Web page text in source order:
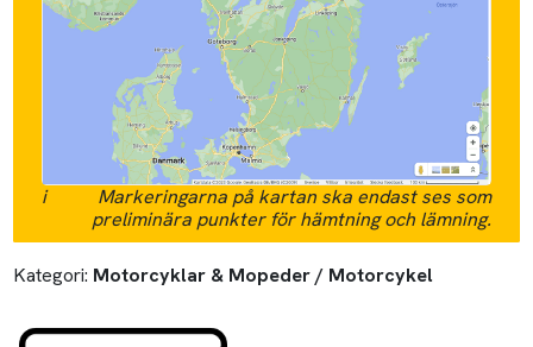
i
Markeringarna på kartan ska endast ses som
preliminära punkter för hämtning och lämning.
Kategori: Motorcyklar & Mopeder / Motorcykel